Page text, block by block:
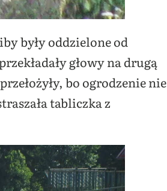
były oddzielone od
głowy na drugą
bo ogrodzenie nie
tabliczka z